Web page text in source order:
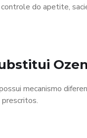
do apetite,
mecanismo